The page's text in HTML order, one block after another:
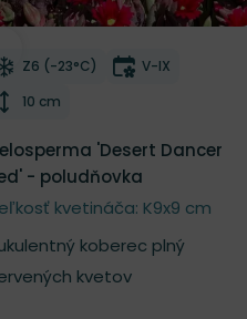
do zoznamu želaní
Mrazuvzdornosť
Z6 (-23°C) Doba kvitnutia
V-IX
Výška rastliny
10 cm
'Desert Dancer
- poludňovka
kvetináča: K9x9 cm
koberec plný
kvetov